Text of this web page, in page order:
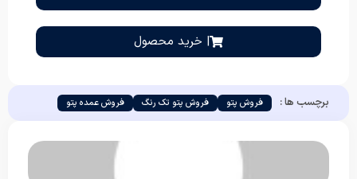
| خرید محصول
برچسب ها : فروش پتو فروش پتو تک رنگ فروش عمده پتو